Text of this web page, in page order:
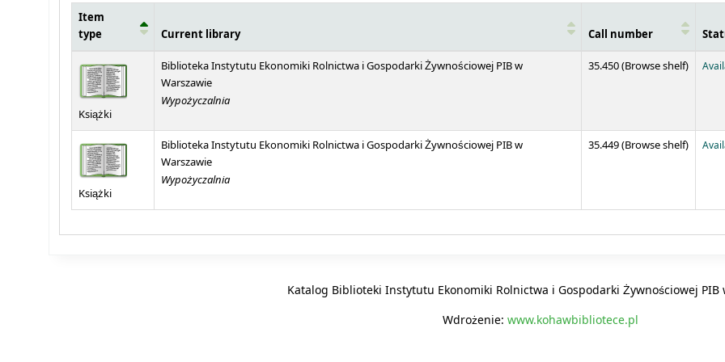
Item
type
Current library Call number
Książki
Biblioteka Instytutu Ekonomiki Rolnictwa i Gospodarki Żywnościowej PIB w
Warszawie
Wypożyczalnia
35.450 (Browse shelf(Opens
)
Książki
Biblioteka Instytutu Ekonomiki Rolnictwa i Gospodarki Żywnościowej PIB w
Warszawie
Wypożyczalnia
35.449 (Browse shelf(Opens
)
Katalog Biblioteki Instytutu Ekonomiki Rolnictwa i Gospodarki Żywnościowej PIB
Wdrożenie: www.kohawbibliotece.pl